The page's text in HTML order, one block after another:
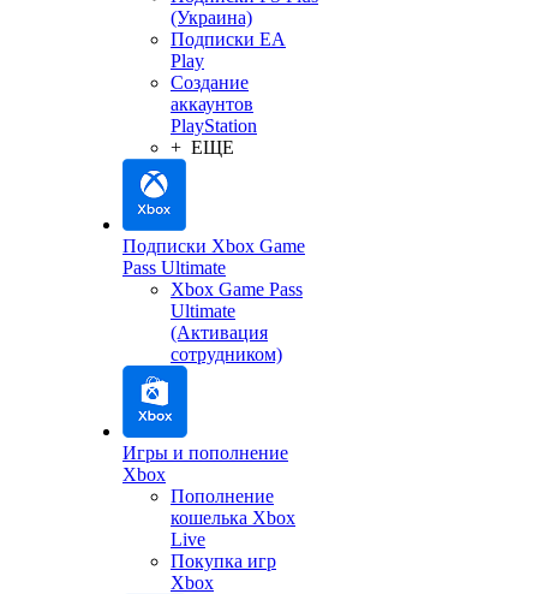
(Украина)
Подписки EA
Play
Создание
аккаунтов
PlayStation
+ ЕЩЕ
Подписки Xbox Game
Pass Ultimate
Xbox Game Pass
Ultimate
(Активация
сотрудником)
Игры и пополнение
Xbox
Пополнение
кошелька Xbox
Live
Покупка игр
Xbox